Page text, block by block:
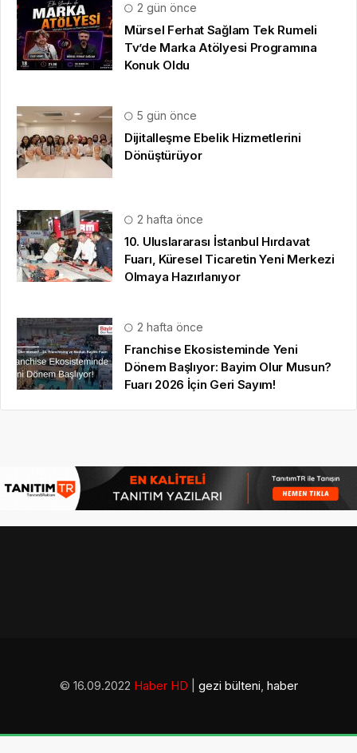
Dönüştürüyor
2 hafta önce
Fuarı, Küresel Ticaretin Yeni Merkezi
Olmaya Hazırlanıyor
Dönem Başlıyor: Bayim Olur Musun?
Fuarı 2026 İçin Geri Sayım!